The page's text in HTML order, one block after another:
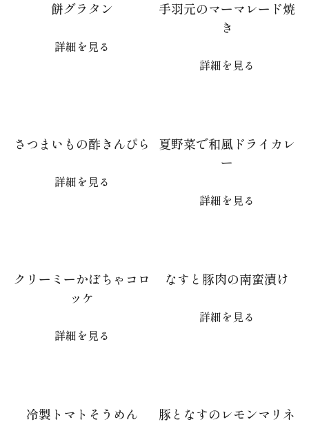
餅グラタン
詳細を見る
手羽元のマーマレード焼
き
詳細を見る
さつまいもの酢きんぴら
詳細を見る
夏野菜で和風ドライカレ
ー
詳細を見る
クリーミーかぼちゃコロ
ッケ
詳細を見る
なすと豚肉の南蛮漬け
詳細を見る
冷製トマトそうめん 豚となすのレモンマリネ